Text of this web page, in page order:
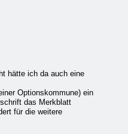
hätte ich da auch eine
Optionskommune) ein
das Merkblatt
für die weitere